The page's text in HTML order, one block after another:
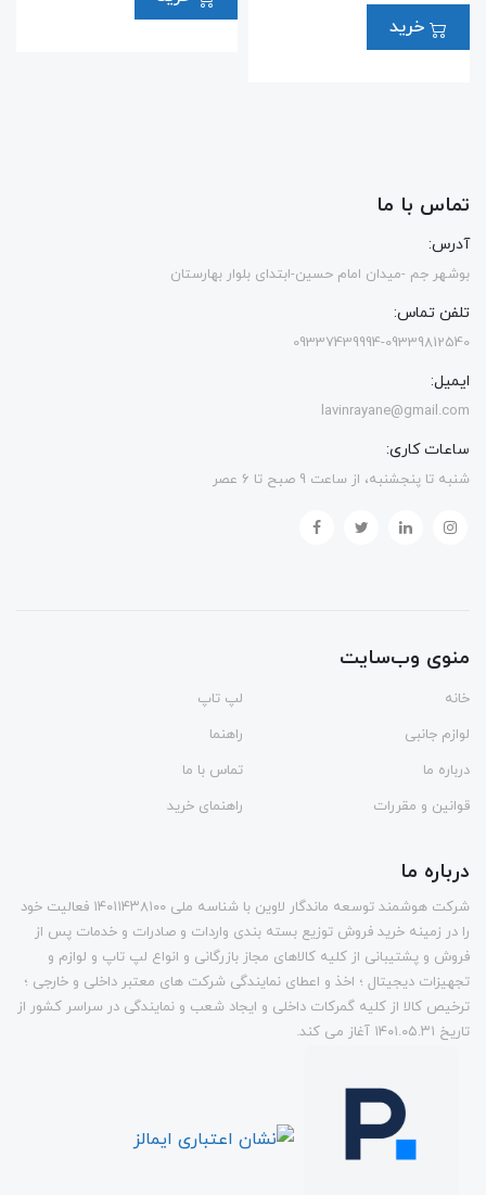
تماس با ما
آدرس:
بوشهر جم -میدان امام حسین-ابتدای بلوار بهارستان
تلفن تماس:
09337439994-09339812540
ایمیل:
lavinrayane@gmail.com
ساعات کاری:
شنبه تا پنجشنبه، از ساعت 9 صبح تا 6 عصر
منوی وب‌سایت
خانه
لپ تاپ
لوازم جانبی
راهنما
درباره ما
تماس با ما
قوانین و مقررات
راهنمای خرید
درباره ما
شرکت هوشمند توسعه ماندگار لاوین با شناسه ملی ۱۴۰۱۱۴۳۸۱۰۰ فعالیت خود
را در زمینه خرید فروش توزیع بسته بندی واردات و صادرات و خدمات پس از
فروش و پشتیبانی از کلیه کالاهای مجاز بازرگانی و انواع لپ تاپ و لوازم و
تجهيزات دیجیتال ؛ اخذ و اعطای نمایندگی شرکت های معتبر داخلی و خارجی ؛
ترخیص کالا از کلیه گمرکات داخلی و ايجاد شعب و نمایندگی در سراسر کشور از
تاريخ ۱۴۰۱.۰۵.۳۱ آغاز می کند.